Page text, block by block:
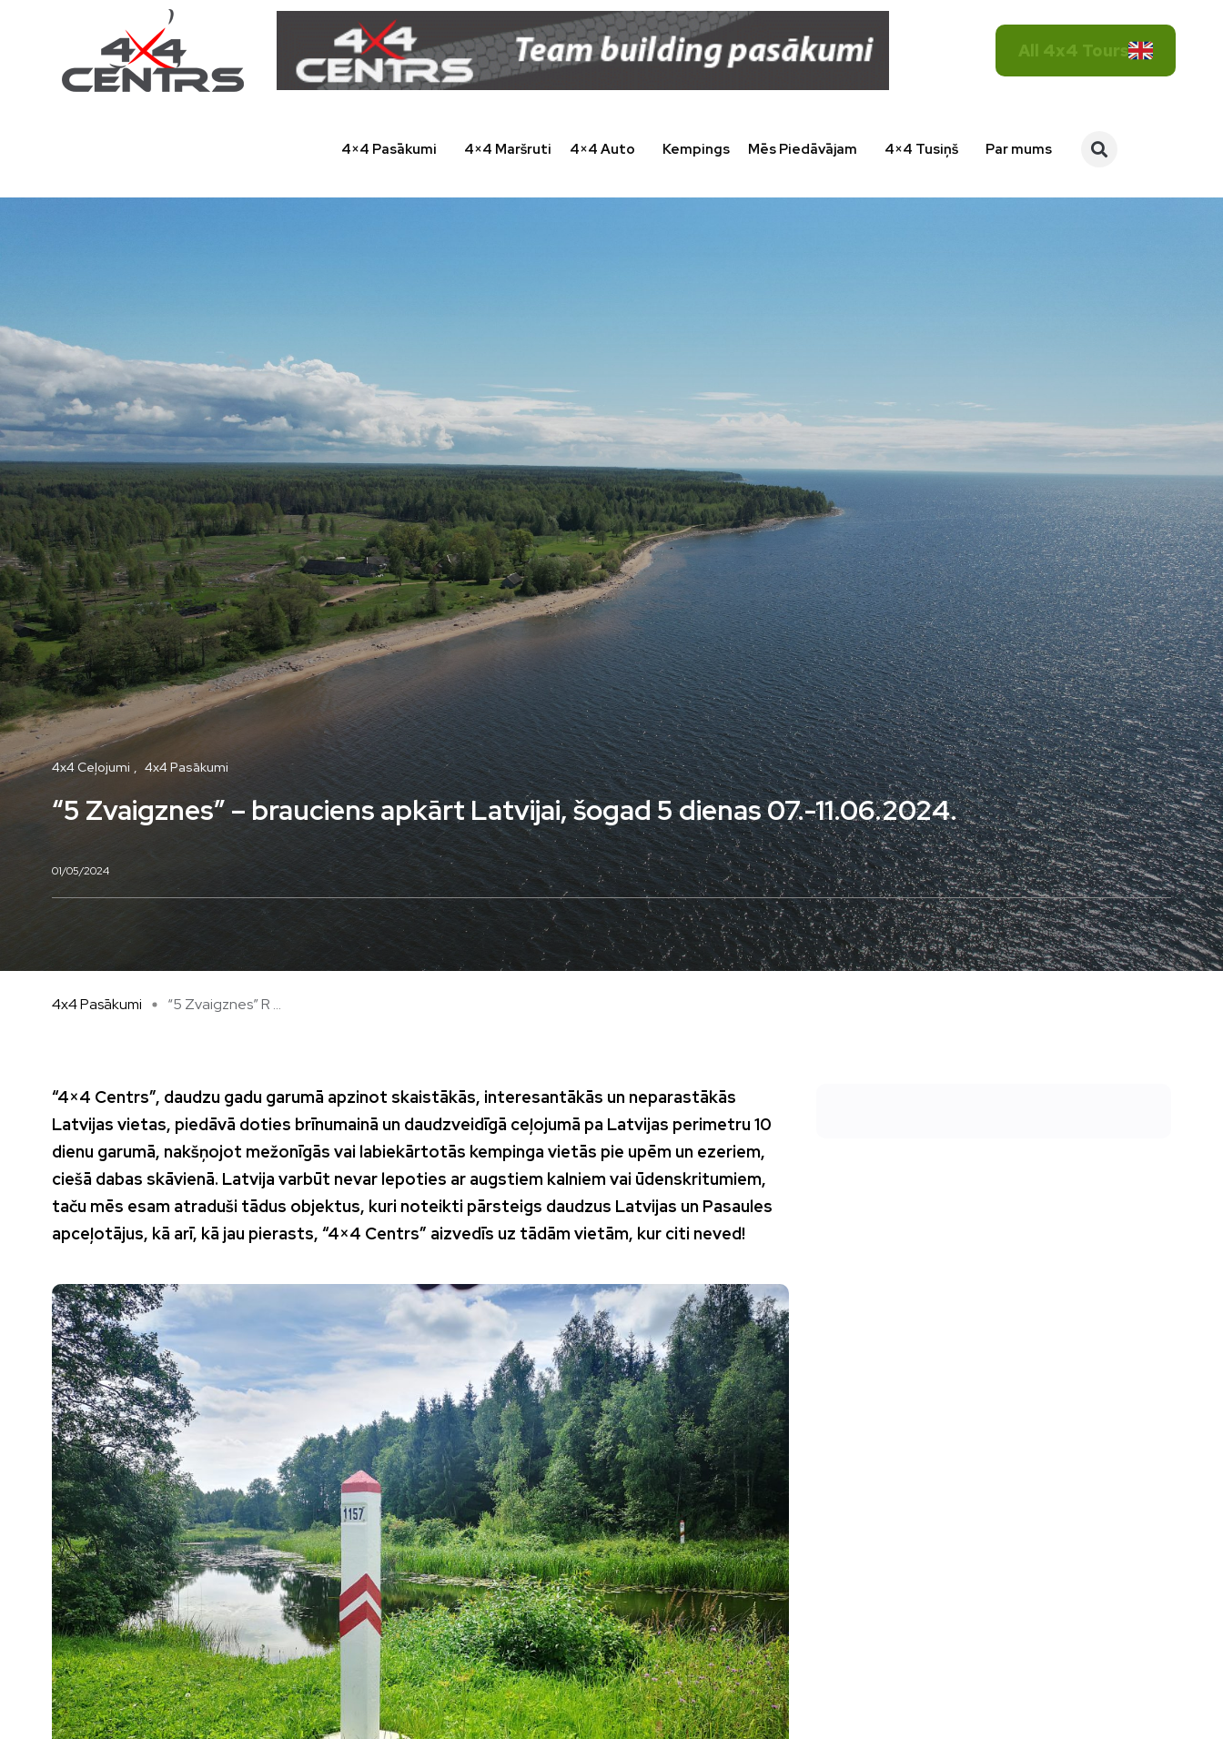
All 4x4 Tours
4×4 Pasākumi 4×4 Maršruti 4×4 Auto Kempings Mēs Piedāvājam 4×4 Tusiņš Par mums
4x4 Ceļojumi 4x4 Pasākumi
“5 Zvaigznes” – brauciens apkārt Latvijai, šogad 5 dienas 07.-11.06.2024.
01/05/2024
4x4 Pasākumi “5 Zvaigznes” R ...
“4×4 Centrs”, daudzu gadu garumā apzinot skaistākās, interesantākās un neparastākās
Latvijas vietas, piedāvā doties brīnumainā un daudzveidīgā ceļojumā pa Latvijas perimetru 10
dienu garumā, nakšņojot mežonīgās vai labiekārtotās kempinga vietās pie upēm un ezeriem,
ciešā dabas skāvienā. Latvija varbūt nevar lepoties ar augstiem kalniem vai ūdenskritumiem,
taču mēs esam atraduši tādus objektus, kuri noteikti pārsteigs daudzus Latvijas un Pasaules
apceļotājus, kā arī, kā jau pierasts, “4×4 Centrs” aizvedīs uz tādām vietām, kur citi neved!